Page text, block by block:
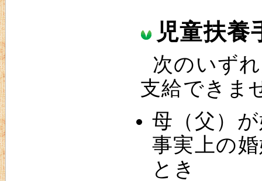
児童扶養
次のいず
支給できま
母（父）
事実上の
とき